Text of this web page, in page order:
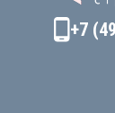
+7